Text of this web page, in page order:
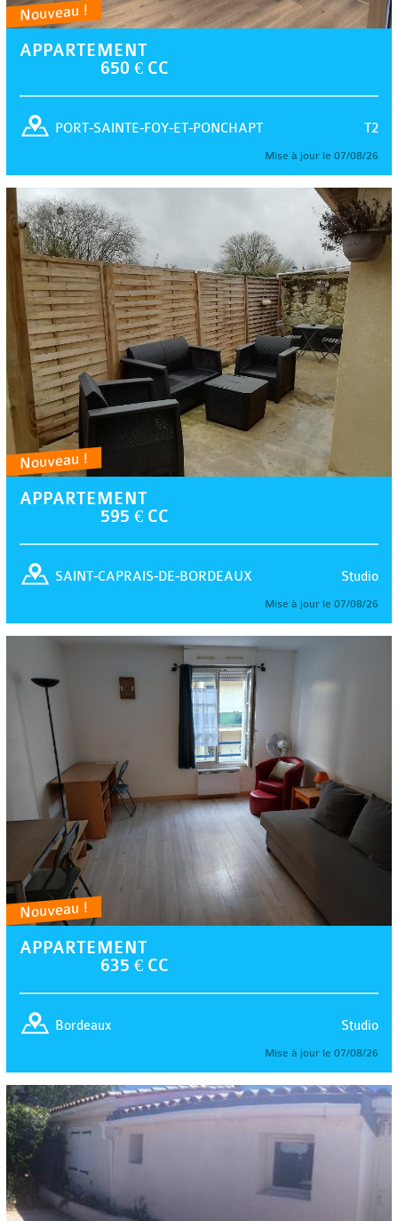
Nouveau !
APPARTEMENT
650 € CC
T2
PORT-SAINTE-FOY-ET-PONCHAPT
Mise à jour le 07/08/26
Nouveau !
APPARTEMENT
595 € CC
Studio
SAINT-CAPRAIS-DE-BORDEAUX
Mise à jour le 07/08/26
Nouveau !
APPARTEMENT
635 € CC
Studio
Bordeaux
Mise à jour le 07/08/26